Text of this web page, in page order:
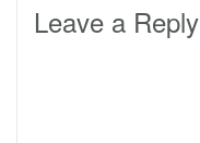
Leave a Reply